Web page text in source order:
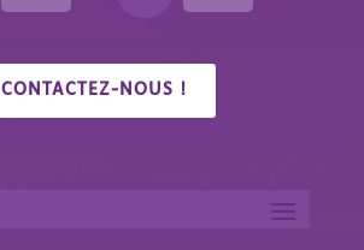
CONTACTEZ-NOUS !